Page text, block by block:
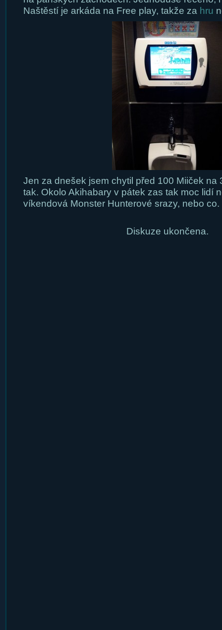
Naštěstí je arkáda na Free play, takže za hru
Jen za dnešek jsem chytil před 100 Miiček na
tak. Okolo Akihabary v pátek zas tak moc lidí
víkendová Monster Hunterové srazy, nebo co.
Diskuze ukončena.